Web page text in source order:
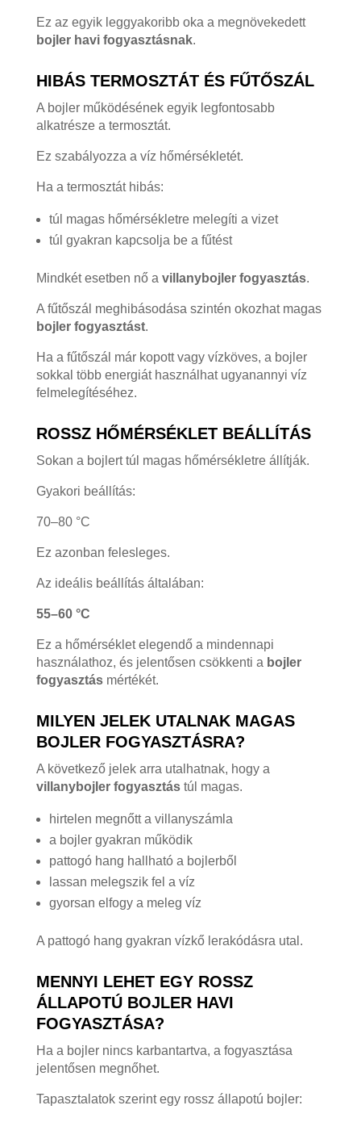
Ez az egyik leggyakoribb oka a megnövekedett
bojler havi fogyasztásnak.
HIBÁS TERMOSZTÁT ÉS FŰTŐSZÁL
A bojler működésének egyik legfontosabb
alkatrésze a termosztát.
Ez szabályozza a víz hőmérsékletét.
Ha a termosztát hibás:
túl magas hőmérsékletre melegíti a vizet
túl gyakran kapcsolja be a fűtést
Mindkét esetben nő a villanybojler fogyasztás.
A fűtőszál meghibásodása szintén okozhat magas
bojler fogyasztást.
Ha a fűtőszál már kopott vagy vízköves, a bojler
sokkal több energiát használhat ugyanannyi víz
felmelegítéséhez.
ROSSZ HŐMÉRSÉKLET BEÁLLÍTÁS
Sokan a bojlert túl magas hőmérsékletre állítják.
Gyakori beállítás:
70–80 °C
Ez azonban felesleges.
Az ideális beállítás általában:
55–60 °C
Ez a hőmérséklet elegendő a mindennapi
használathoz, és jelentősen csökkenti a bojler
fogyasztásmértékét.
MILYEN JELEK UTALNAK MAGAS
BOJLER FOGYASZTÁSRA?
A következő jelek arra utalhatnak, hogy a
villanybojler fogyasztástúl magas.
hirtelen megnőtt a villanyszámla
a bojler gyakran működik
pattogó hang hallható a bojlerből
lassan melegszik fel a víz
gyorsan elfogy a meleg víz
A pattogó hang gyakran vízkő lerakódásra utal.
MENNYI LEHET EGY ROSSZ
ÁLLAPOTÚ BOJLER HAVI
FOGYASZTÁSA?
Ha a bojler nincs karbantartva, a fogyasztása
jelentősen megnőhet.
Tapasztalatok szerint egy rossz állapotú bojler: